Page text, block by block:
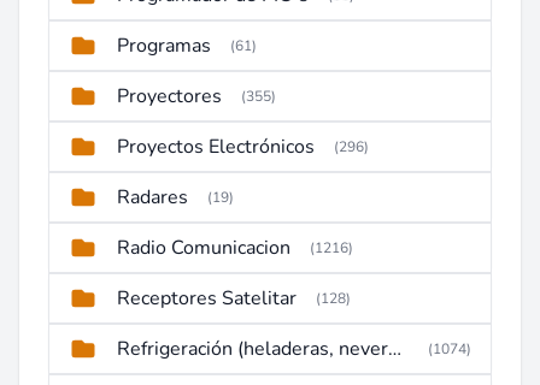
Programas (61)
Proyectores (355)
Proyectos Electrónicos (296)
Radares (19)
Radio Comunicacion (1216)
Receptores Satelitar (128)
Refrigeración (heladeras, neveras, congeladores) (1074)